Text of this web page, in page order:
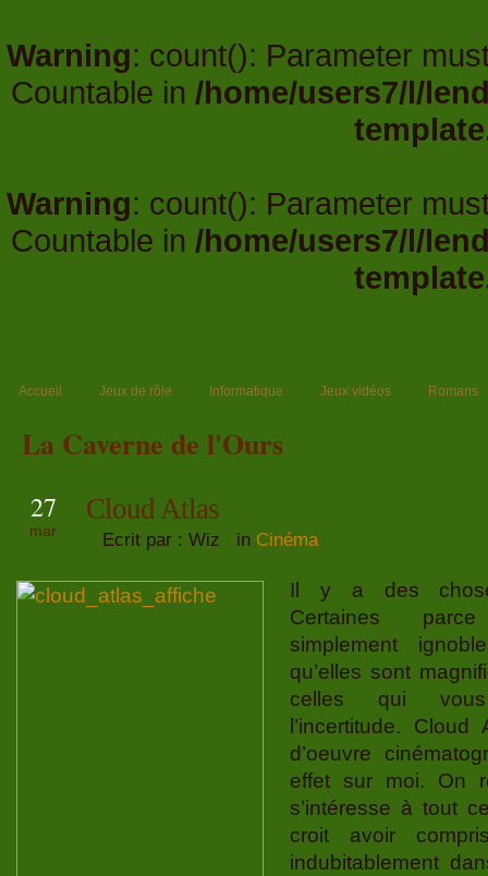
Warning: count(): Parameter
Countable in /home/users7/l/
Warning: count(): Parameter
Countable in /home/users7/l/
Accueil Jeux de rôle Informatique Jeux vidéos Romans
La Caverne de l'Ours
27
mar
Cloud Atlas
Ecrit par : Wiz in Cinéma
Il y a des
Certaines
simplement
qu’elles sont
celles qui
l’incertitude.
d’oeuvre
effet sur moi. On
s’intéresse à tout
croit avoir
indubitablement